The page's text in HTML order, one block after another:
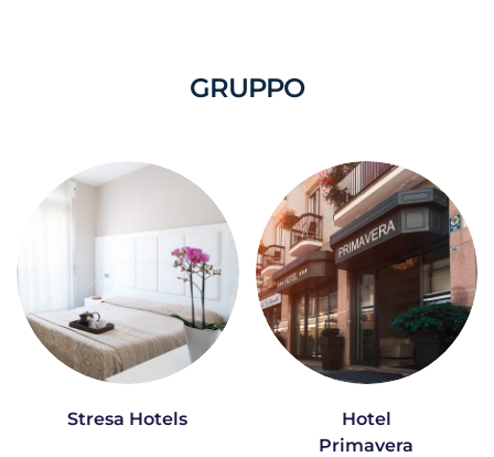
GRUPPO
Stresa Hotels
Hotel
Primavera